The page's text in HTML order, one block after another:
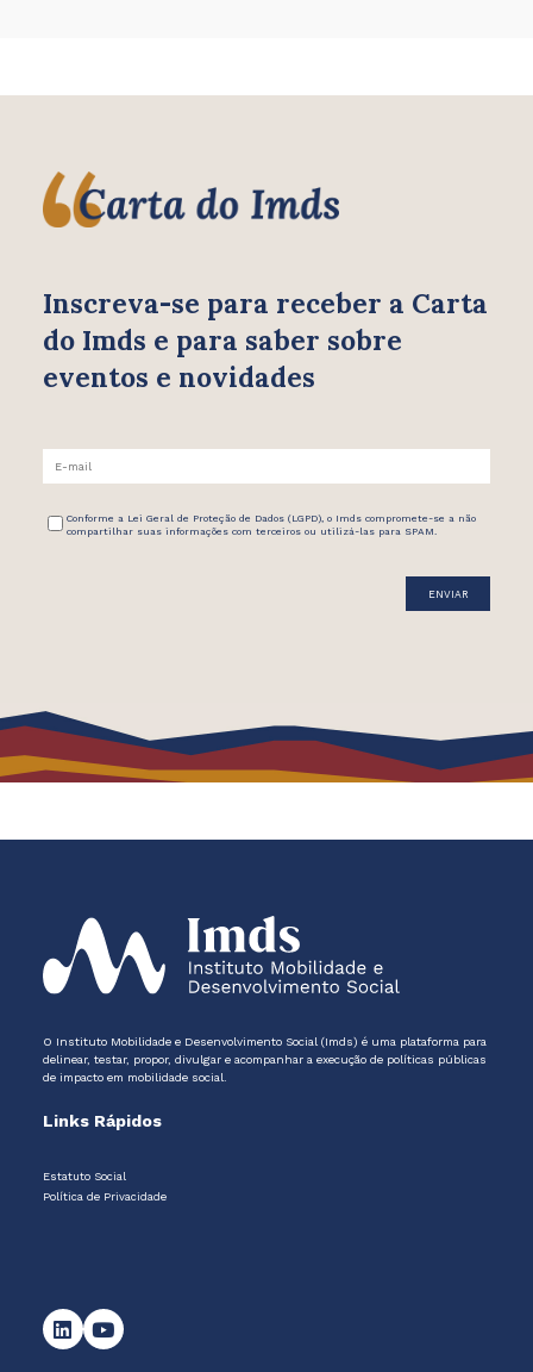
Inscreva-se para receber a Carta
do Imds e para saber sobre
eventos e novidades
Conforme a Lei Geral de Proteção de Dados (LGPD), o Imds compromete-se a não
compartilhar suas informações com terceiros ou utilizá-las para SPAM.
O Instituto Mobilidade e Desenvolvimento Social (Imds) é uma plataforma para
delinear, testar, propor, divulgar e acompanhar a execução de políticas públicas
de impacto em mobilidade social.
Links Rápidos
Estatuto Social
Política de Privacidade